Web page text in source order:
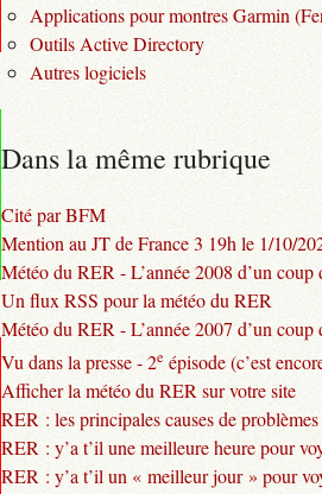
Applications pour montres Garmin
Outils Active Directory
Autres logiciels
Dans la même rubrique
Cité par BFM
Mention au JT de France 3 19h le 1/10/
Météo du RER - L’année 2008 d’un coup
Un flux RSS pour la météo du RER
Météo du RER - L’année 2007 d’un coup
Vu dans la presse - 2e épisode (c’est
Afficher la météo du RER sur votre site
RER : les principales causes de problèmes
RER : y’a t’il une meilleure heure pour
RER : y’a t’il un « meilleur jour » pour